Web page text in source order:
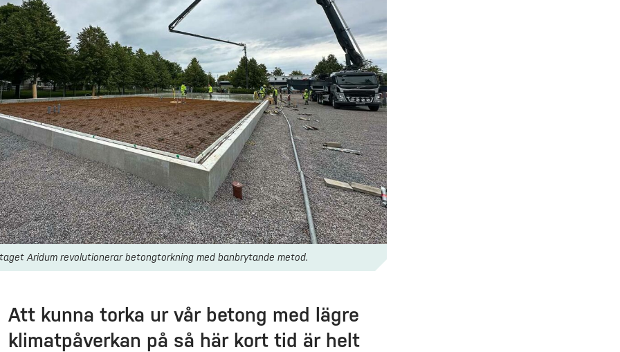
Aridum revolutionerar betongtorkning med banbrytande metod.
Att kunna torka ur vår betong med lägre
klimatpåverkan på så här kort tid är helt